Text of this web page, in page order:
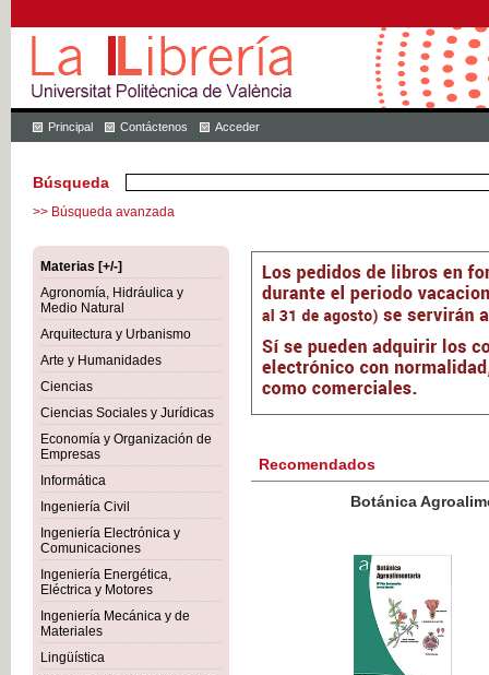
Principal Contáctenos Acceder
Búsqueda
>> Búsqueda avanzada
Materias [+/-]
Agronomía, Hidráulica y
Medio Natural
Arquitectura y Urbanismo
Arte y Humanidades
Ciencias
Ciencias Sociales y Jurídicas
Economía y Organización de
Empresas
Informática
Ingeniería Civil
Ingeniería Electrónica y
Comunicaciones
Ingeniería Energética,
Eléctrica y Motores
Ingeniería Mecánica y de
Materiales
Lingüística
Recomendados
Botánica Agroalimentaria